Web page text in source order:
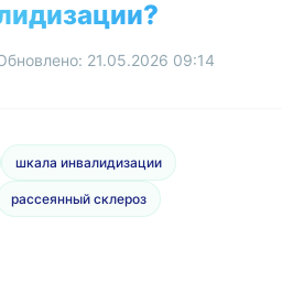
21.05.2026 09:14
шкала инвалидизации
рассеянный склероз